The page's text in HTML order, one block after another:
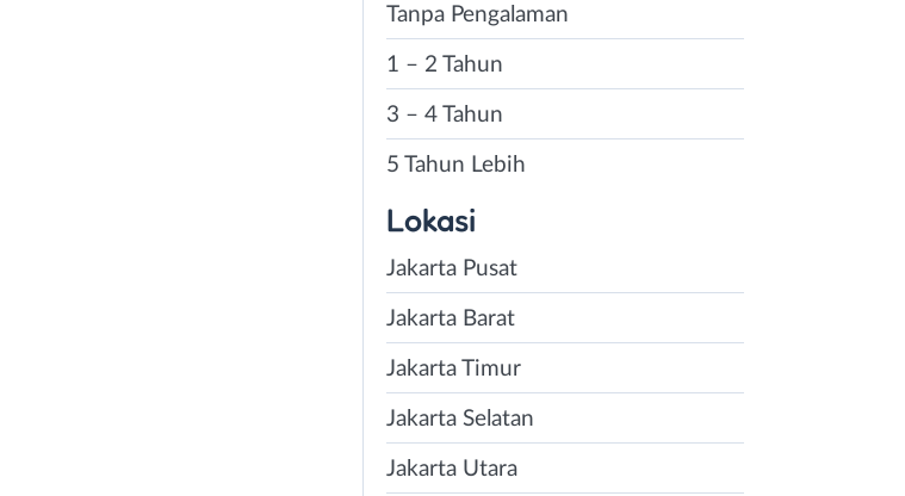
Tanpa Pengalaman
1 – 2 Tahun
3 – 4 Tahun
5 Tahun Lebih
Lokasi
Jakarta Pusat
Jakarta Barat
Jakarta Timur
Jakarta Selatan
Jakarta Utara